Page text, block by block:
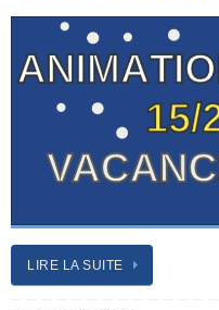
LIRE LA SUITE